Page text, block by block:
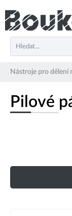
Nástroje pro dělení
Pilové